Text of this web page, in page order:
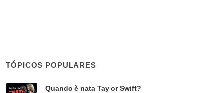
TÓPICOS POPULARES
Quando è nata Taylor Swift?